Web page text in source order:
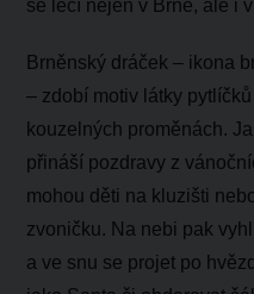
se léčí nejen v Brně, ale i
Brněnský dráček – ikona
– zdobí motiv látky pytlíčků
kouzelných proměnách.
přináší pozdravy z
mohou děti na kluzišti
zvoničku. Na nebi pak
a ve snu se projet po